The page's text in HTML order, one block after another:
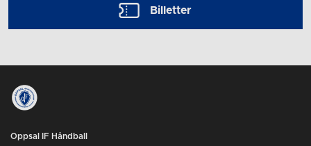
Billetter
Oppsal IF Håndball